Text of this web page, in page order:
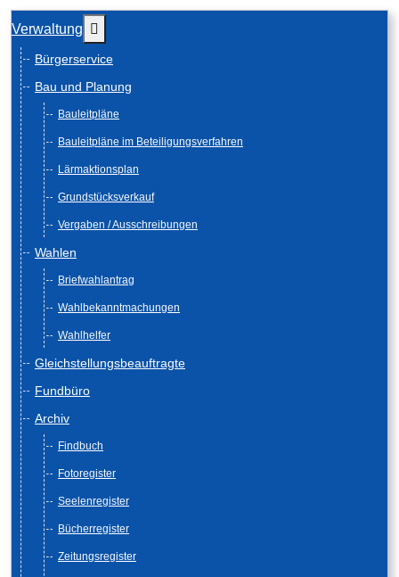
Verwaltung
Bürgerservice
Bau und Planung
Bauleitpläne
Bauleitpläne im Beteiligungsverfahren
Lärmaktionsplan
Grundstücksverkauf
Vergaben / Ausschreibungen
Wahlen
Briefwahlantrag
Wahlbekanntmachungen
Wahlhelfer
Gleichstellungsbeauftragte
Fundbüro
Archiv
Findbuch
Fotoregister
Seelenregister
Bücherregister
Zeitungsregister